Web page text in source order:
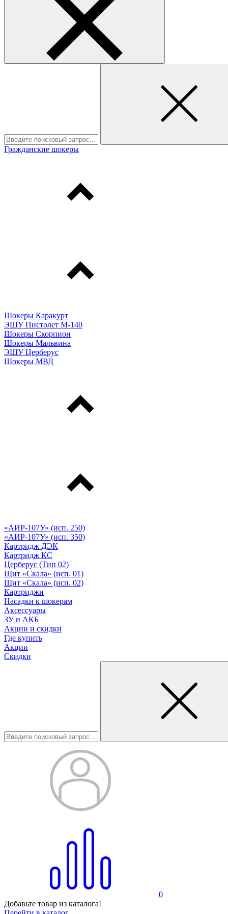
Гражданские шокеры
Шокеры Каракурт
ЭШУ Пистолет М-140
Шокеры Скорпион
Шокеры Мальвина
ЭШУ Церберус
Шокеры МВД
«АИР-107У» (исп. 250)
«АИР-107У» (исп. 350)
Картридж ДЭК
Картридж КС
Церберус (Тип 02)
Щит «Скала» (исп. 01)
Щит «Скала» (исп. 02)
Картриджи
Насадки к шокерам
Аксессуары
ЗУ и АКБ
Акции и скидки
Где купить
Акции
Скидки
0
Добавьте товар из каталога!